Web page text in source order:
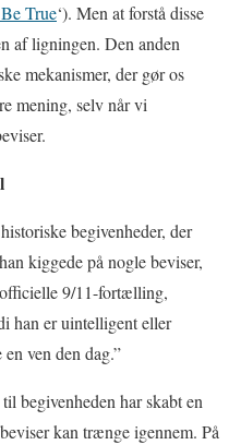
True‘). Men at forstå disse
af ligningen. Den anden
mekanismer, der gør os
mening, selv når vi
begivenheder, der
kiggede på nogle beviser,
officielle 9/11-fortælling,
han er uintelligent eller
ven den dag.”
begivenheden har skabt en
kan trænge igennem. På